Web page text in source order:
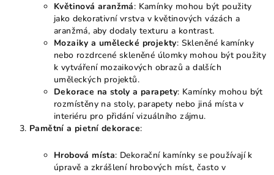
Květinová aranžmá: Kamínky mohou být použity
jako dekorativní vrstva v květinových vázách a
aranžmá, aby dodaly texturu a kontrast.
Mozaiky a umělecké projekty: Skleněné kamínky
nebo rozdrcené skleněné úlomky mohou být použity
k vytváření mozaikových obrazů a dalších
uměleckých projektů.
Dekorace na stoly a parapety: Kamínky mohou být
rozmístěny na stoly, parapety nebo jiná místa v
interiéru pro přidání vizuálního zájmu.
Pamětní a pietní dekorace:
Hrobová místa: Dekorační kamínky se používají k
úpravě a zkrášlení hrobových míst, často v